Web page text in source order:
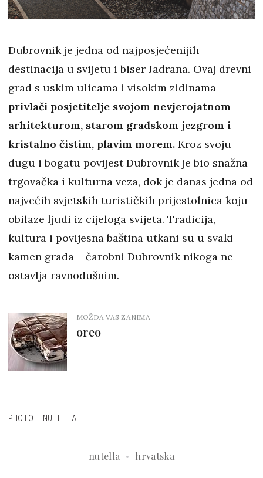
Dubrovnik je jedna od najposjećenijih
destinacija u svijetu i biser Jadrana. Ovaj drevni
grad s uskim ulicama i visokim zidinama
privlači posjetitelje svojom nevjerojatnom
arhitekturom, starom gradskom jezgrom i
kristalno čistim, plavim morem. Kroz svoju
dugu i bogatu povijest Dubrovnik je bio snažna
trgovačka i kulturna veza, dok je danas jedna od
najvećih svjetskih turističkih prijestolnica koju
obilaze ljudi iz cijeloga svijeta. Tradicija,
kultura i povijesna baština utkani su u svaki
kamen grada – čarobni Dubrovnik nikoga ne
ostavlja ravnodušnim.
MOŽDA VAS ZANIMA
oreo
PHOTO: NUTELLA
nutella hrvatska